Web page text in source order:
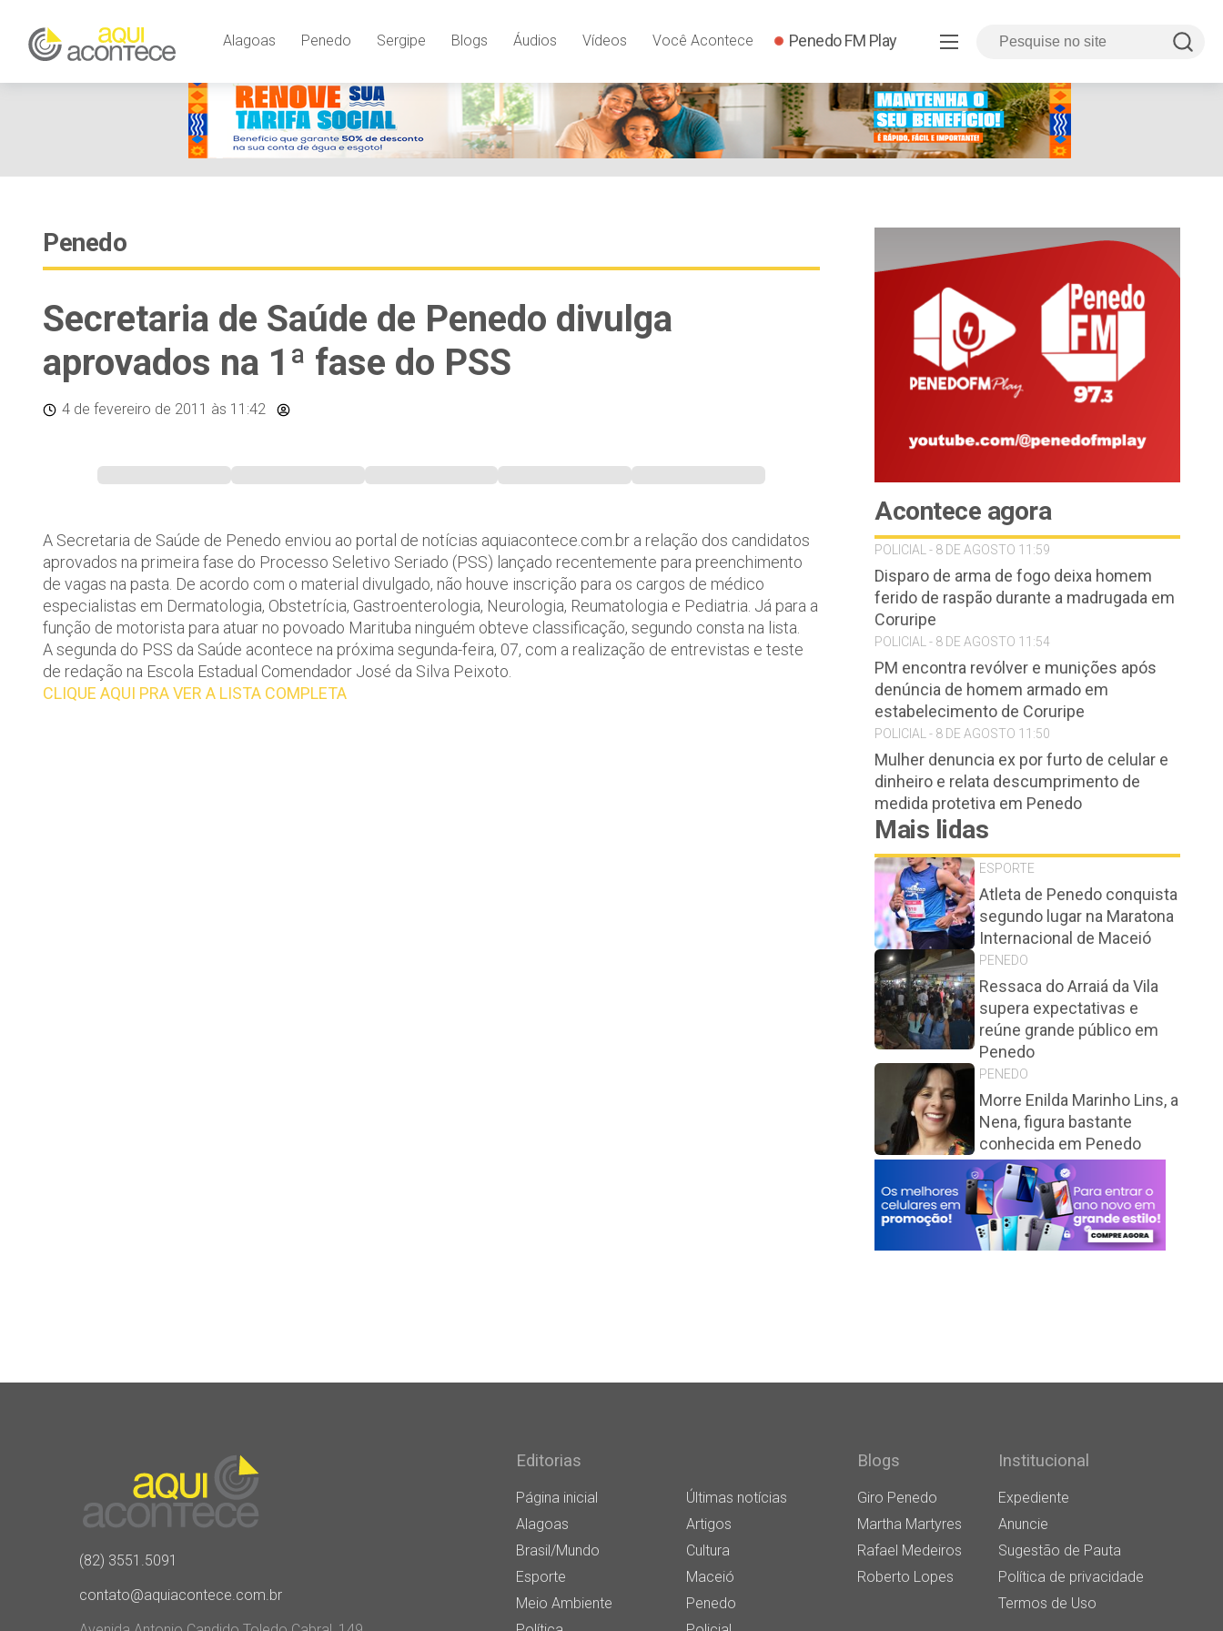
Alagoas Penedo Sergipe Blogs Áudios Vídeos Você Acontece Penedo FM Play
Penedo
Secretaria de Saúde de Penedo divulga
aprovados na 1ª fase do PSS
4 de fevereiro de 2011 às 11:42
A Secretaria de Saúde de Penedo enviou ao portal de notícias aquiacontece.com.br a relação dos candidatos
aprovados na primeira fase do Processo Seletivo Seriado (PSS) lançado recentemente para preenchimento
de vagas na pasta. De acordo com o material divulgado, não houve inscrição para os cargos de médico
especialistas em Dermatologia, Obstetrícia, Gastroenterologia, Neurologia, Reumatologia e Pediatria. Já para a
função de motorista para atuar no povoado Marituba ninguém obteve classificação, segundo consta na lista.
A segunda do PSS da Saúde acontece na próxima segunda-feira, 07, com a realização de entrevistas e teste
de redação na Escola Estadual Comendador José da Silva Peixoto.
CLIQUE AQUI PRA VER A LISTA COMPLETA
Acontece agora
POLICIAL - 8 DE AGOSTO 11:59
Disparo de arma de fogo deixa homem
ferido de raspão durante a madrugada em
Coruripe
POLICIAL - 8 DE AGOSTO 11:54
PM encontra revólver e munições após
denúncia de homem armado em
estabelecimento de Coruripe
POLICIAL - 8 DE AGOSTO 11:50
Mulher denuncia ex por furto de celular e
dinheiro e relata descumprimento de
medida protetiva em Penedo
Mais lidas
ESPORTE
Atleta de Penedo conquista
segundo lugar na Maratona
Internacional de Maceió
PENEDO
Ressaca do Arraiá da Vila
supera expectativas e
reúne grande público em
Penedo
PENEDO
Morre Enilda Marinho Lins, a
Nena, figura bastante
conhecida em Penedo
(82) 3551.5091
contato@aquiacontece.com.br
Editorias
Página inicial
Últimas notícias
Alagoas
Artigos
Brasil/Mundo
Cultura
Esporte
Maceió
Meio Ambiente
Penedo
Blogs
Giro Penedo
Martha Martyres
Rafael Medeiros
Roberto Lopes
Institucional
Expediente
Anuncie
Sugestão de Pauta
Política de privacidade
Termos de Uso